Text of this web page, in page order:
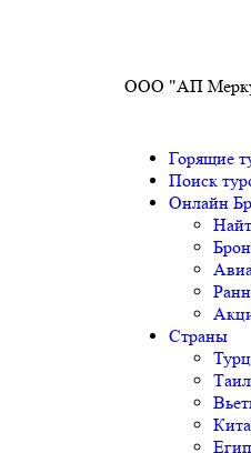
ООО "АП
Горящие
Поиск
Онлайн
Страны